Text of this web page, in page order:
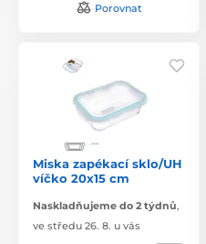
Porovnat
Miska zapékací sklo/UH
víčko 20x15 cm
Naskladňujeme do 2 týdnů,
ve středu 26. 8. u vás